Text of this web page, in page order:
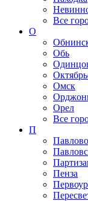
Все
О
Обь
Омск
Орел
Все
П
Павлово
Пенза